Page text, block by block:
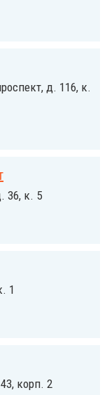
д. 116, к.
36, к. 5
1
корп. 2